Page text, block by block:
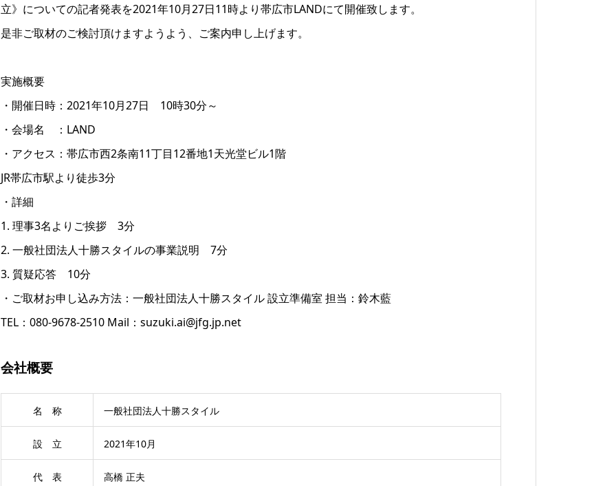
立》についての記者発表を2021年10月27日11時より帯広市LANDにて開催致します。
是非ご取材のご検討頂けますようよう、ご案内申し上げます。
実施概要
・開催日時：2021年10月27日 10時30分～
・会場名 ：LAND
・アクセス：帯広市西2条南11丁目12番地1天光堂ビル1階
JR帯広市駅より徒歩3分
・詳細
1. 理事3名よりご挨拶 3分
2. 一般社団法人十勝スタイルの事業説明 7分
3. 質疑応答 10分
・ご取材お申し込み方法：一般社団法人十勝スタイル 設立準備室 担当：鈴木藍
TEL：080-9678-2510 Mail：suzuki.ai@jfg.jp.net
会社概要
名 称 一般社団法人十勝スタイル
設 立 2021年10月
代 表 高橋 正夫